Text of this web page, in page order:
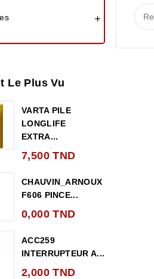

Le Plus Vu
VARTA PILE
LONGLIFE
EXTRA...
7,500 TND
CHAUVIN_ARNOUX
F606 PINCE...
0,000 TND
ACC259
INTERRUPTEUR A...
2,000 TND